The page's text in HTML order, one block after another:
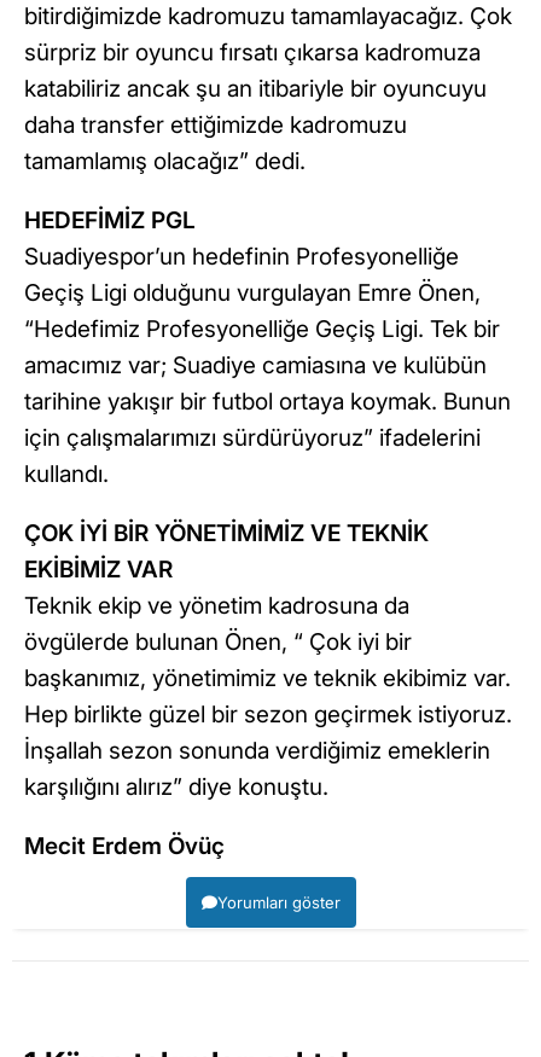
bitirdiğimizde kadromuzu tamamlayacağız. Çok
sürpriz bir oyuncu fırsatı çıkarsa kadromuza
katabiliriz ancak şu an itibariyle bir oyuncuyu
daha transfer ettiğimizde kadromuzu
tamamlamış olacağız” dedi.
HEDEFİMİZ PGL
Suadiyespor’un hedefinin Profesyonelliğe
Geçiş Ligi olduğunu vurgulayan Emre Önen,
“Hedefimiz Profesyonelliğe Geçiş Ligi. Tek bir
amacımız var; Suadiye camiasına ve kulübün
tarihine yakışır bir futbol ortaya koymak. Bunun
için çalışmalarımızı sürdürüyoruz” ifadelerini
kullandı.
ÇOK İYİ BİR YÖNETİMİMİZ VE TEKNİK
EKİBİMİZ VAR
Teknik ekip ve yönetim kadrosuna da
övgülerde bulunan Önen, “ Çok iyi bir
başkanımız, yönetimimiz ve teknik ekibimiz var.
Hep birlikte güzel bir sezon geçirmek istiyoruz.
İnşallah sezon sonunda verdiğimiz emeklerin
karşılığını alırız” diye konuştu.
Mecit Erdem Övüç
Yorumları göster